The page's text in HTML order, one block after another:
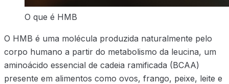
O que é HMB
O HMB é uma molécula produzida naturalmente pelo
corpo humano a partir do metabolismo da leucina, um
aminoácido essencial de cadeia ramificada (BCAA)
presente em alimentos como ovos, frango, peixe, leite e